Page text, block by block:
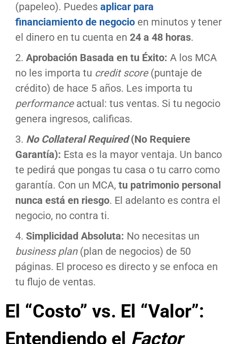
(papeleo). Puedes aplicar para
financiamiento de negocio en minutos y tener
el dinero en tu cuenta en 24 a 48 horas.
Aprobación Basada en tu Éxito: A los MCA
no les importa tu credit score(puntaje de
crédito) de hace 5 años. Les importa tu
performanceactual: tus ventas. Si tu negocio
genera ingresos, calificas.
No Collateral Required(No Requiere
Garantía): Esta es la mayor ventaja. Un banco
te pedirá que pongas tu casa o tu carro como
garantía. Con un MCA, tu patrimonio personal
nunca está en riesgo. El adelanto es contra el
negocio, no contra ti.
Simplicidad Absoluta: No necesitas un
business plan(plan de negocios) de 50
páginas. El proceso es directo y se enfoca en
tu flujo de ventas.
El “Costo” vs. El “Valor”:
Entendiendo el Factor